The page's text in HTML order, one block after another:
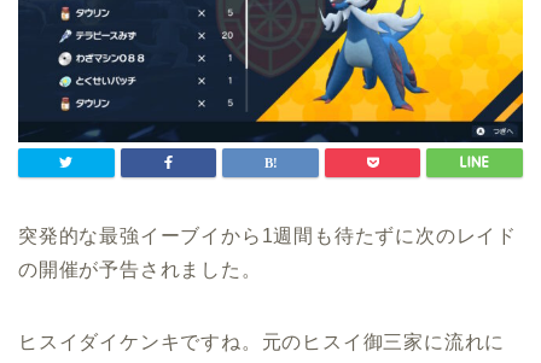
突発的な最強イーブイから1週間も待たずに次のレイド
の開催が予告されました。
ヒスイダイケンキですね。元のヒスイ御三家に流れに